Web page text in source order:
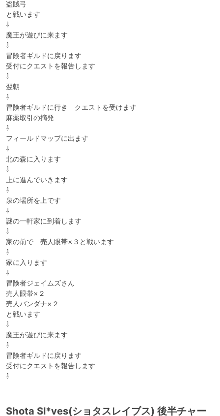
盗賊弓
と戦います
⇩
魔王が遊びに来ます
⇩
冒険者ギルドに戻ります
受付にクエストを報告します
⇩
翌朝
⇩
冒険者ギルドに行き　クエストを受けます
麻薬取引の摘発
⇩
フィールドマップに出ます
⇩
北の森に入ります
⇩
上に進んでいきます
⇩
泉の場所を上です
⇩
謎の一軒家に到着します
⇩
家の前で　売人眼帯×３と戦います
⇩
家に入ります
⇩
冒険者ジェイムズさん
売人眼帯×２
売人バンダナ×２
と戦います
⇩
魔王が遊びに来ます
⇩
冒険者ギルドに戻ります
受付にクエストを報告します
⇩
Shota Sl*ves(ショタスレイブス) 後半チャー